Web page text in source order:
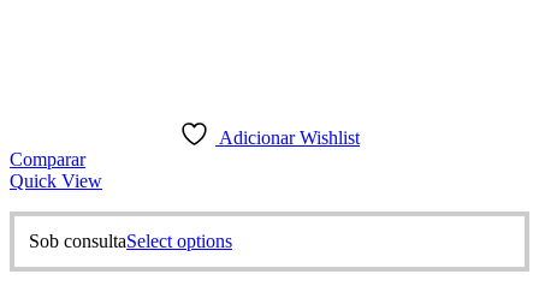
Adicionar Wishlist
Comparar
Quick View
Sob consultaSelect optionsThis